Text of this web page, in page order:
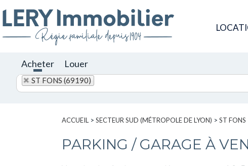
Acheter Louer
ST FONS (69190)
ACCUEIL > SECTEUR SUD (MÉTROPOLE DE LYON) > ST FONS
PARKING / GARAGE À